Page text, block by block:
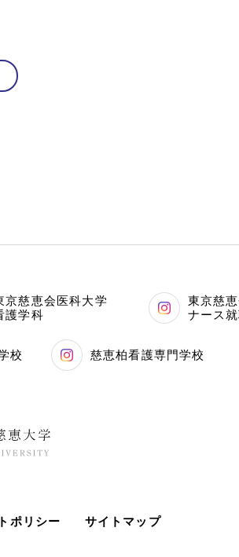
京慈恵会医科大学
護学科
東京慈
ナース
校 慈恵柏看護専門学校
ポリシー サイトマップ